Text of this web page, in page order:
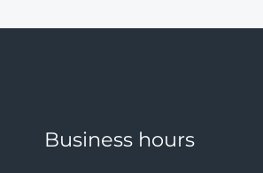
Business hours